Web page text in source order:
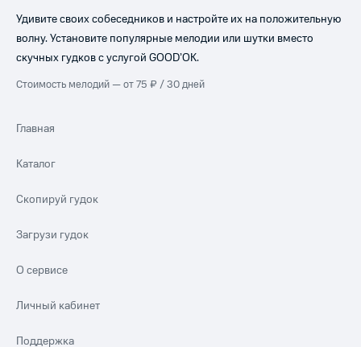
Удивите своих собеседников и настройте их на положительную
волну. Установите популярные мелодии или шутки вместо
скучных гудков с услугой GOOD’OK.
Стоимость мелодий — от 75 ₽ / 30 дней
Главная
Каталог
Скопируй гудок
Загрузи гудок
О сервисе
Личный кабинет
Поддержка